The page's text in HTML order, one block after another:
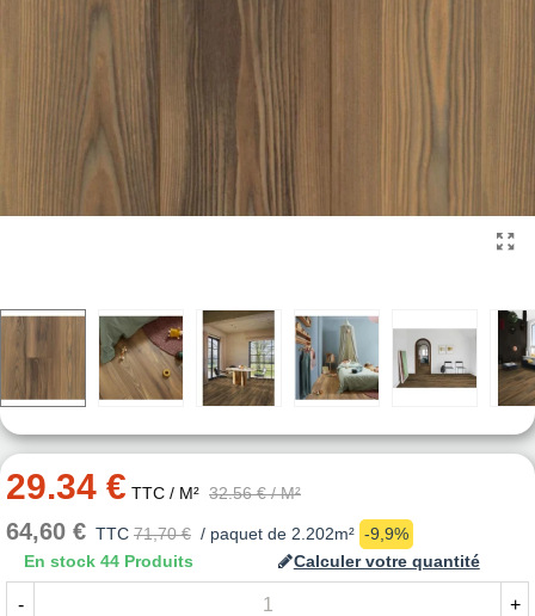
29.34 € TTC / M² 32.56 € / M²
64,60 € TTC 71,70 € / paquet de 2.202m² -9,9%
En stock 44 Produits Calculer votre quantité
- +